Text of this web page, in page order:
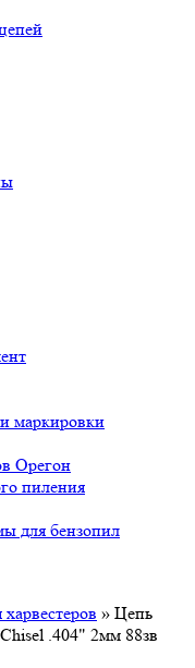
маркировки
Орегон
пиления
для бензопил
» Цепь
.404" 2мм 88зв